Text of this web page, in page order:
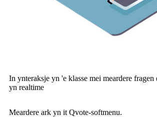
In ynteraksje yn 'e klasse mei meardere fragen
yn realtime
Meardere ark yn it Qvote-softmenu.